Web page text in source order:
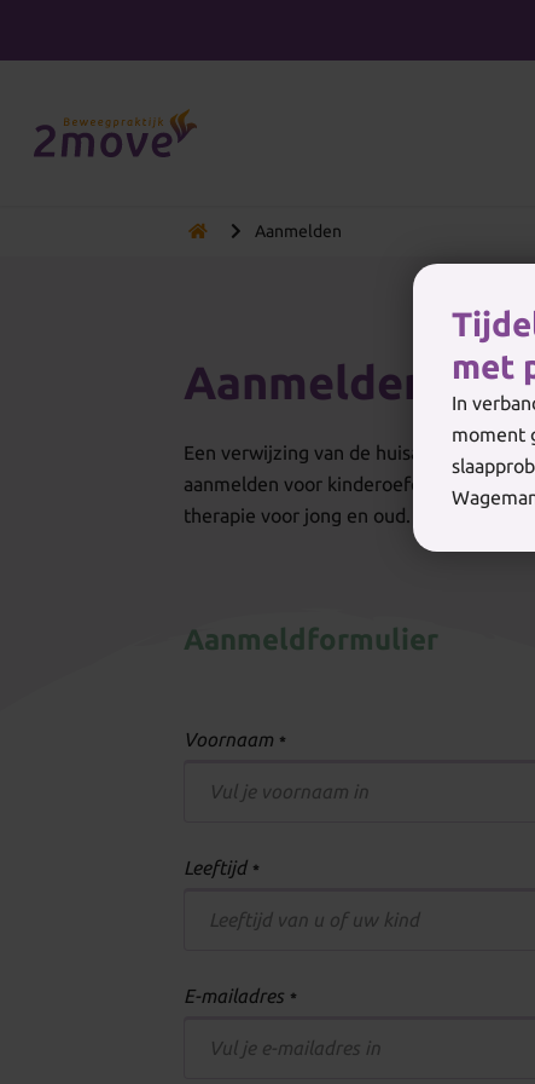
Aanmelden
Aanmelden
Een verwijzing van de huisarts mag,
aanmelden voor kinderoefentherapie,
therapie voor jong en oud.
Aanmeldformulier
Voornaam *
Leeftijd *
E-mailadres *
met
In
moment